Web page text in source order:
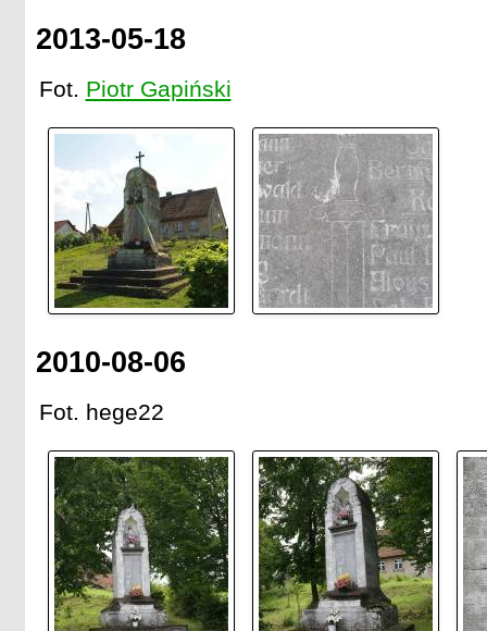
2013-05-18
Fot. Piotr Gapiński
2010-08-06
Fot. hege22